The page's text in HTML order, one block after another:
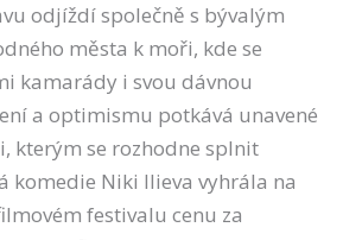
odjíždí společně s bývalým
města k moři, kde se
kamarády i svou dávnou
a optimismu potkává unavené
kterým se rozhodne splnit
komedie Niki Ilieva vyhrála na
festivalu cenu za